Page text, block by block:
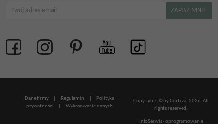
Copyrights © by Corteza, 2026. All
rights reserved.
InfoSerwis-oprogramowanie
Dane firmy Regulamin
Polityka
prywatności
Wykasowanie danych